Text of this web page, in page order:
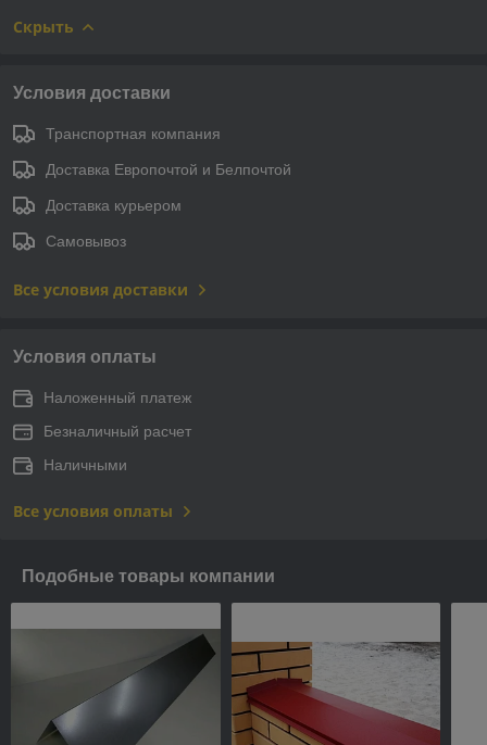
Скрыть
Условия доставки
Транспортная компания
Доставка Европочтой и Белпочтой
Доставка курьером
Самовывоз
Все условия доставки
Условия оплаты
Наложенный платеж
Безналичный расчет
Наличными
Все условия оплаты
Подобные товары компании